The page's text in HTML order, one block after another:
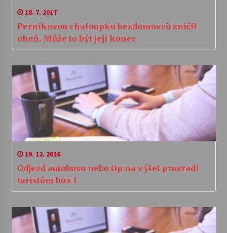
18. 7. 2017
Perníkovou chaloupku bezdomovců zničil
oheň. Může to být její konec
19. 12. 2016
Odjezd autobusu nebo tip na výlet prozradí
turistům box l